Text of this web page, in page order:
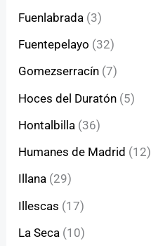
Fuenlabrada (3)
Fuentepelayo (32)
Gomezserracín (7)
Hoces del Duratón (5)
Hontalbilla (36)
Humanes de Madrid (12)
Illana (29)
Illescas (17)
La Seca (10)